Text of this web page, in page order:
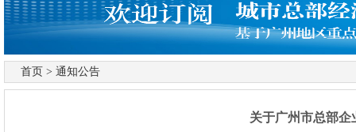
首页 > 通知公告
关于广州市总部